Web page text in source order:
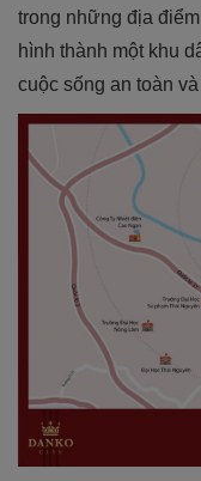
trong những địa
hình thành một khu
cuộc sống an toàn